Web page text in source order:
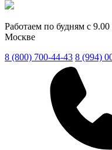
Работаем по будням с
Москве
8 (800) 700-44-43 8 (994)